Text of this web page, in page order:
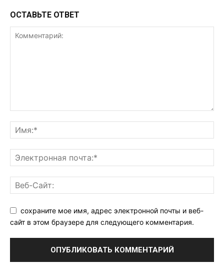
ОСТАВЬТЕ ОТВЕТ
сохраните мое имя, адрес электронной почты и веб-
сайт в этом браузере для следующего комментария.